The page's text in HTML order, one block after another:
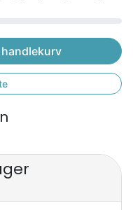
handlekurv